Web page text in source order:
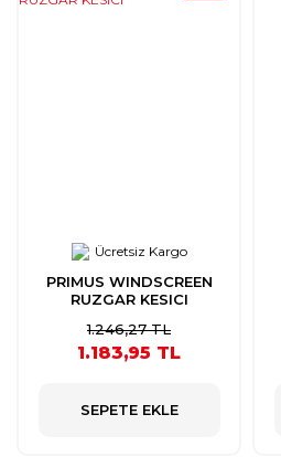
Ücretsiz Kargo
PRIMUS WINDSCREEN
RUZGAR KESICI
1.246,27 TL
1.183,95 TL
SEPETE EKLE